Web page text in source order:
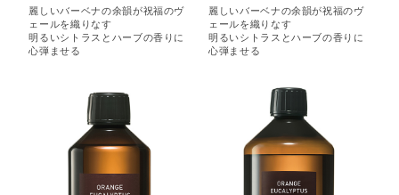
麗しいバーベナの余韻が祝福のヴ
ェールを織りなす
明るいシトラスとハーブの香りに
心弾ませる
麗しいバーベナの余韻が祝福のヴ
ェールを織りなす
明るいシトラスとハーブの香りに
心弾ませる